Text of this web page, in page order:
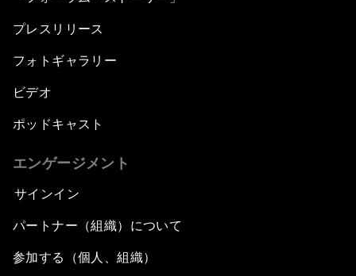
プレスリリース
フォトギャラリー
ビデオ
ポッドキャスト
エンゲージメント
サインイン
パートナー（組織）について
参加する（個人、組織）